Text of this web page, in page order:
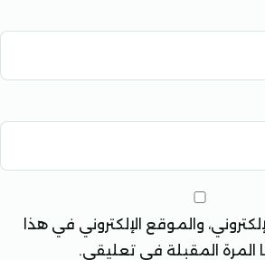
والموقع الإلكتروني في هذا
المقبلة في تعليقي.